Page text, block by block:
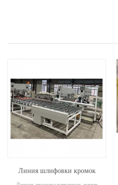
Линия шлифовки кромок
стекла для производства